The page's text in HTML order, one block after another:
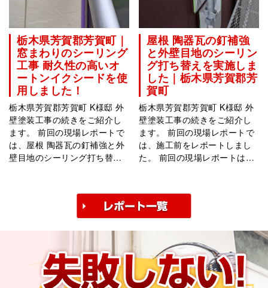
栃木県芳賀郡芳賀町｜
窓まわりのシーリング
工事 耐久性の高いオ
ートンイクシードを使
用しました！
栃木県芳賀郡芳賀町 K様邸 外
壁塗装工事の続きをご紹介し
ます。 前回の現場レポートで
は、屋根 陶器瓦の釘補強と外
壁目地のシーリング打ち替え
ちらの「屋根 陶器瓦の釘補強
と外壁目地のシーリ･･･
屋根 陶器瓦の釘補強
と外壁目地のシーリン
グ打ち替えを実施しま
した｜栃木県芳賀郡芳
賀町
栃木県芳賀郡芳賀町 K様邸 外
壁塗装工事の続きをご紹介し
ます。 前回の現場レポートで
は、施工前をレポートしまし
た。 前回の現場レポートはこ
頼をいただきました！」をご
覧ください。 本･･･